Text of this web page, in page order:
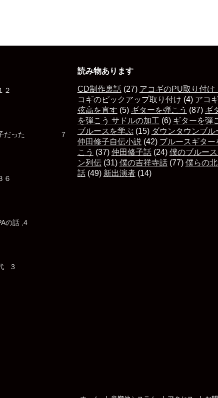
っ子だった ７
６
の話 ,4
3
読み物あります
CD制作裏話(27) アコギのPU取り付
コギのピックアップ取り付け (4) アコ
弦高を直す (5) ギターを弾こう (87) ギ
を弾こう サドルの加工 (6) ギターを弾
ブルースを学ぶ (15) ダウンタウンブル
仲田修子自伝小説 (42) ブルースギター
こう (37) 仲田修子話(24) 僕のブルー
ン列伝(31) 僕の吉祥寺話(77) 僕らの
話(49) 新出演者(14)